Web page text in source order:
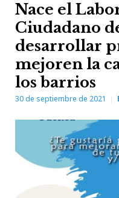
Nace el
Ciudadano
desarrollar
mejoren la
los barrios
30 de septiembre de 2021